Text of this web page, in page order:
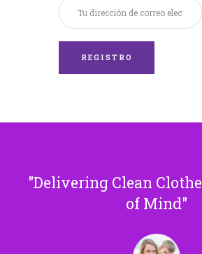
Delivering Clean
of Mind